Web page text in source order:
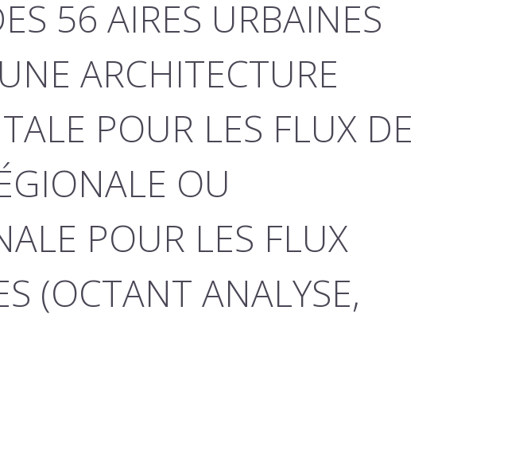
56 AIRES URBAINES
ARCHITECTURE
POUR LES FLUX DE
OU
POUR LES FLUX
(OCTANT ANALYSE,